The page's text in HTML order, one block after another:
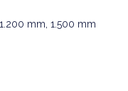
mm, 1.500 mm